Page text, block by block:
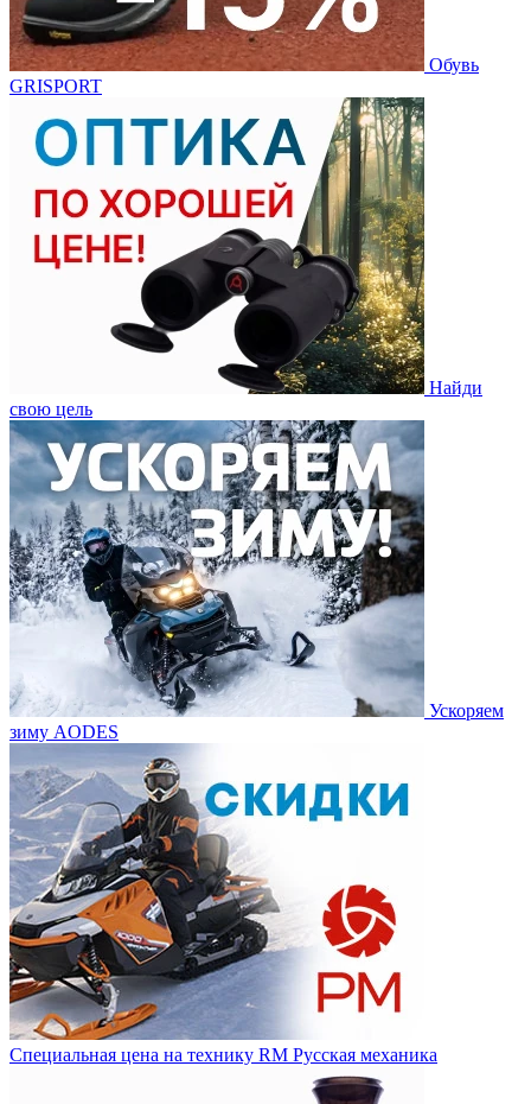
Обувь
GRISPORT
Найди
свою цель
Ускоряем
зиму AODES
Специальная цена на технику RM Русская механика